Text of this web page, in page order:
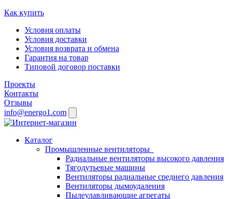
Как купить
Условия оплаты
Условия доставки
Условия возврата и обмена
Гарантия на товар
Типовой договор поставки
Проекты
Контакты
Отзывы
info@energo1.com
Каталог
Промышленные вентиляторы
Радиальные вентиляторы высокого давления
Тягодутьевые машины
Вентиляторы радиальные среднего давления
Вентиляторы дымоудаления
Пылеулавливающие агрегаты